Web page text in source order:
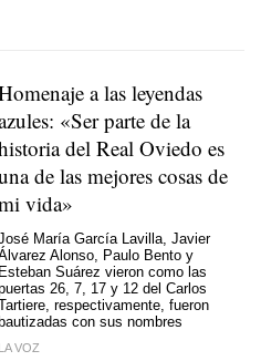
a las leyendas
«Ser parte de la
del Real Oviedo es
de las mejores cosas de
vida»
María García Lavilla, Javier
Alonso, Paulo Bento y
Esteban Suárez vieron como las
26, 7, 17 y 12 del Carlos
respectivamente, fueron
bautizadas con sus nombres
LA VOZ